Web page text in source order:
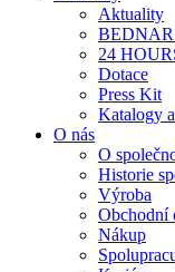
Aktuality
BEDNAR
24
Dotace
Press Kit
Katalogy
O nás
O
Historie
Výroba
Obchodní
Nákup